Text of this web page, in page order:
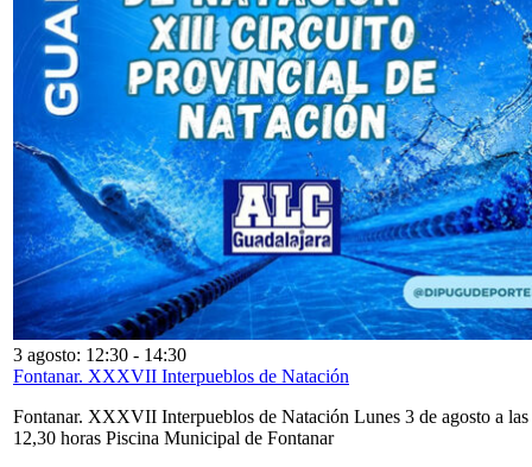
3 agosto: 12:30 - 14:30
Fontanar. XXXVII Interpueblos de Natación
Fontanar. XXXVII Interpueblos de Natación Lunes 3 de agosto a las
12,30 horas Piscina Municipal de Fontanar